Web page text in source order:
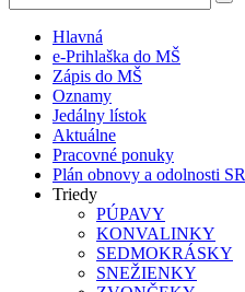
Hlavná
e-Prihlaška do MŠ
Zápis do MŠ
Oznamy
Jedálny lístok
Aktuálne
Pracovné ponuky
Plán obnovy a odolnosti SR
Triedy
PÚPAVY
KONVALINKY
SEDMOKRÁSKY
SNEŽIENKY